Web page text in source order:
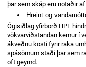
þar sem skáp eru notaðir
Hreint og
Ógisiðlag yfirborð HPL
vökvarviðstandan kemur í
ákveðnu kosti fyrir raka
spásömum staði þar sem
oft geymd.